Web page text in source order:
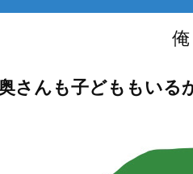
俺
さんも子どももいる